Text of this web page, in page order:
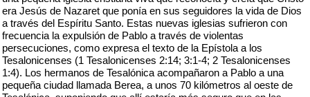
era Jesús de Nazaret que ponía en sus seguidores la vida de Dios
a través del Espíritu Santo. Estas nuevas iglesias sufrieron con
frecuencia la expulsión de Pablo a través de violentas
persecuciones, como expresa el texto de la Epístola a los
Tesalonicenses (1 Tesalonicenses 2:14; 3:1-4; 2 Tesalonicenses
1:4). Los hermanos de Tesalónica acompañaron a Pablo a una
pequeña ciudad llamada Berea, a unos 70 kilómetros al oeste de